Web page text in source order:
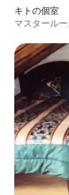
キトの個室
マスタール